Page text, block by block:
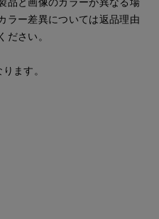
ラー差異については返品理由
ださい。
ます。